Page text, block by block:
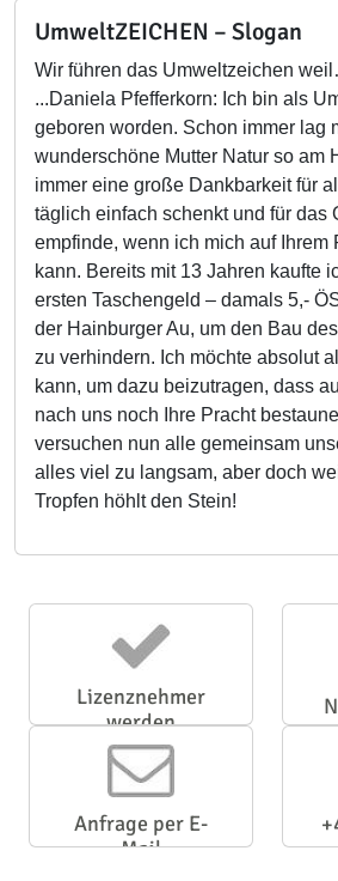
UmweltZEICHEN – Slogan
Wir führen das Umweltzeichen
...Daniela Pfefferkorn: Ich bin als
geboren worden. Schon immer lag
wunderschöne Mutter Natur so am
immer eine große Dankbarkeit für
täglich einfach schenkt und für das
empfinde, wenn ich mich auf Ihrem
kann. Bereits mit 13 Jahren kaufte
ersten Taschengeld – damals 5,-
der Hainburger Au, um den Bau
zu verhindern. Ich möchte absolut
kann, um dazu beizutragen, dass
nach uns noch Ihre Pracht
versuchen nun alle gemeinsam
alles viel zu langsam, aber doch
Tropfen höhlt den Stein!
Lizenznehmer
werden
Anfrage per E-
Mail